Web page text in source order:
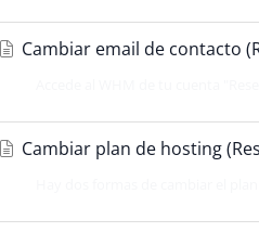
Cambiar email de contacto
Cambiar plan de hosting